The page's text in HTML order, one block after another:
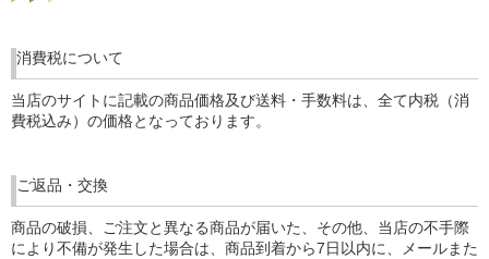
消費税について
当店のサイトに記載の商品価格及び送料・手数料は、全て内税（消
費税込み）の価格となっております。
ご返品・交換
商品の破損、ご注文と異なる商品が届いた、その他、当店の不手際
により不備が発生した場合は、商品到着から7日以内に、メールまた